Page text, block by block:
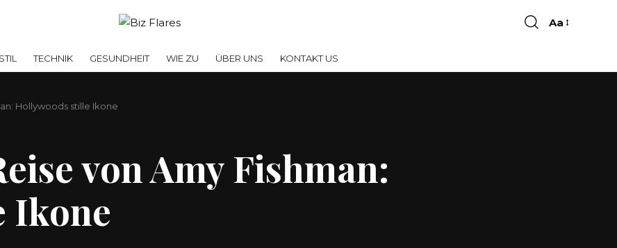
Aa
TECHNIK GESUNDHEIT WIE ZU ÜBER UNS KONTAKT US
Hollywoods stille Ikone
von Amy Fishman:
Ikone